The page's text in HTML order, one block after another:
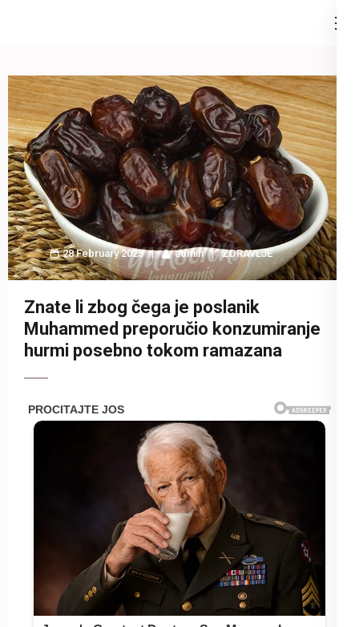
(Press
Enter)
28 February 2025 admin ZDRAVLJE
Znate li zbog čega je poslanik
Muhammed preporučio konzumiranje
hurmi posebno tokom ramazana